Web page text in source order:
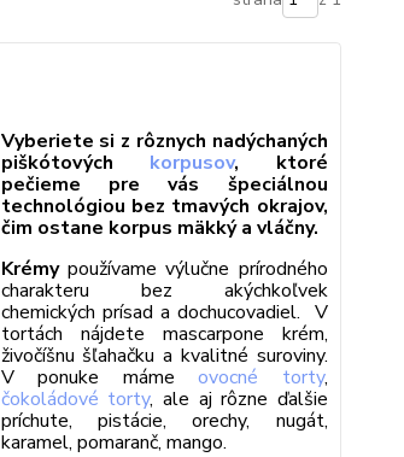
Vyberiete si z rôznych nadýchaných
piškótových korpusov, ktoré
pečieme pre vás špeciálnou
technológiou bez tmavých okrajov,
čim ostane korpus mäkký a vláčny.
Krémypoužívame výlučne prírodného
charakteru bez akýchkoľvek
chemických prísad a dochucovadiel. V
tortách nájdete mascarpone krém,
živočíšnu šľahačku a kvalitné suroviny.
V ponuke mámeovocné torty,
čokoládové torty, ale aj rôzne ďalšie
príchute, pistácie, orechy, nugát,
karamel, pomaranč, mango.